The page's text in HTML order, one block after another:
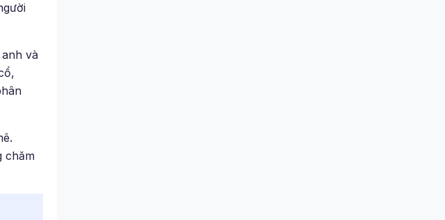
và
chăm